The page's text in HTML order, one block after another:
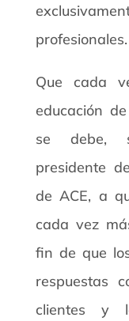
profesionales.
Que cada
educación
se debe,
presidente
de ACE, a
cada vez
fin de que
respuestas
clientes y